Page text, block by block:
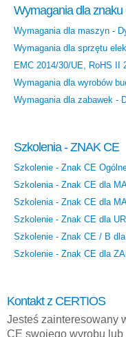
Wymagania dla znaku
Wymagania dla maszyn -
Wymagania dla sprzętu
EMC 2014/30/UE, RoHS II
Wymagania dla wyrobów
Wymagania dla zabawek -
Szkolenia - ZNAK CE
Szkolenie - Znak CE
Szkolenia - Znak CE dla
Szkolenia - Znak CE dla
Szkolenie - Znak CE dla
Szkolenie - Znak CE / B
Szkolenie - Znak CE dla
Kontakt z CERTIOS
Jesteś zainteresowany
CE swojego wyrobu